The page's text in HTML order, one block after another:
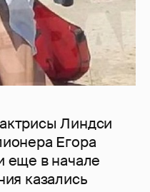
Линдси
Егора
еще в начале
казались